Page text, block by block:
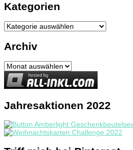
Kategorien
Kategorien
Archiv
Archiv
Jahresaktionen 2022